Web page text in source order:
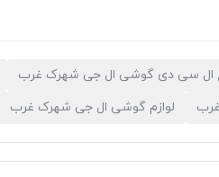
ال سی دی گوشی ال جی شهرک غرب
لوازم گوشی ال جی شهرک غرب